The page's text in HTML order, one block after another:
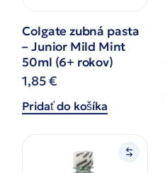
Colgate zubná pasta
– Junior Mild Mint
50ml (6+ rokov)
1,85€
Pridať do košíka